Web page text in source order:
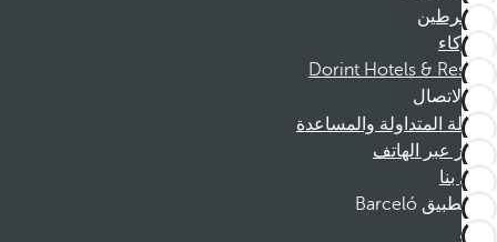
المنخرطين
الشركاء
Dorint Hotels & Resorts
الاتصال
الأسئلة المتداولة والمساعدة
الحجز عبر الهاتف
اتصل بنا
تطبيق Barceló
تنزيل